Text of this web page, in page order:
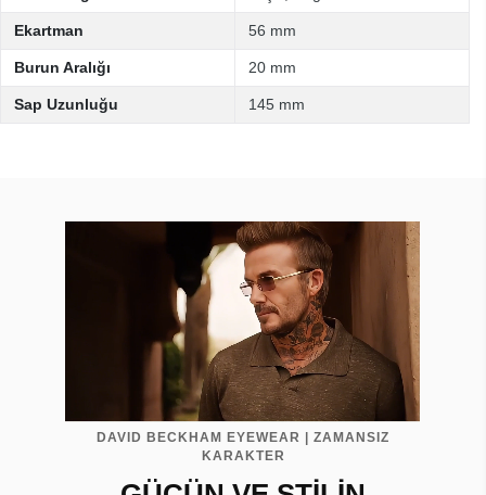
Ekartman 56 mm
Burun Aralığı 20 mm
Sap Uzunluğu 145 mm
DAVID BECKHAM EYEWEAR | ZAMANSIZ
KARAKTER